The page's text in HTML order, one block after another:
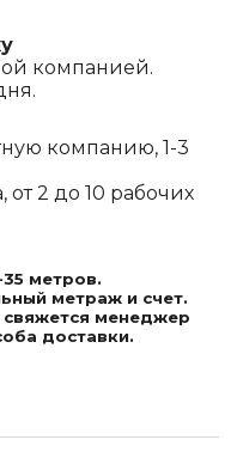
компанией.
компанию, 1-3
2 до 10 рабочих
метров.
метраж и счет.
свяжется менеджер
доставки.